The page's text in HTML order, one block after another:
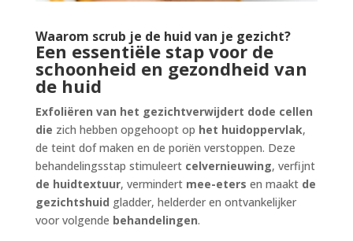
Waarom scrub je de huid van je gezicht?
Een essentiële stap voor de
schoonheid en gezondheid van
de huid
Exfoliëren van het gezichtverwijdert dode cellen
die zich hebben opgehoopt op het huidoppervlak,
de teint dof maken en de poriën verstoppen. Deze
behandelingsstap stimuleert celvernieuwing, verfijnt
de huidtextuur, vermindert mee-eters en maakt de
gezichtshuid gladder, helderder en ontvankelijker
voor volgende behandelingen.